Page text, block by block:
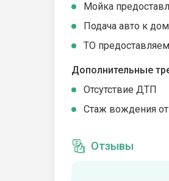
Мойка
Подача авто к
ТО
Дополнительные
Отсутствие ДТП
Стаж вождения от
Отзывы